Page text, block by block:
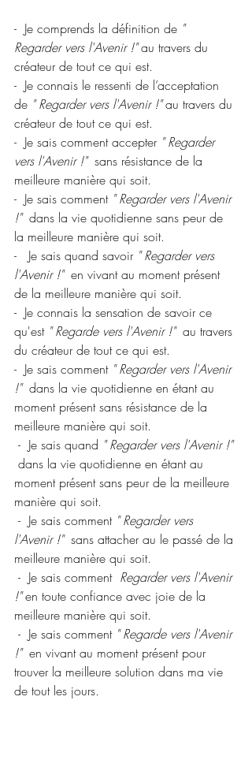
-  Je comprends la définition de "
Regarder vers l'Avenir !" au travers du
créateur de tout ce qui est.
-  Je connais le ressenti de l’acceptation
de " Regarder vers l'Avenir !" au travers du
créateur de tout ce qui est.
-  Je sais comment accepter " Regarder
vers l'Avenir !" sans résistance de la
meilleure manière qui soit.
-  Je sais comment " Regarder vers l'Avenir
!"
  dans la vie quotidienne sans peur de
la meilleure manière qui soit.
-   Je sais quand savoir " Regarder vers
l'Avenir !"
  en vivant au moment présent
de la meilleure manière qui soit.
-  Je connais la sensation de savoir ce
qu'est " Regarde vers l'Avenir !" au travers
du créateur de tout ce qui est.
-  Je sais comment " Regarder vers l'Avenir
!" dans la vie quotidienne en étant au
moment présent sans résistance de la
meilleure manière qui soit.
-  Je sais quand " Regarder vers l'Avenir !"
dans la vie quotidienne en étant au
moment présent sans peur de la meilleure
manière qui soit.
-  Je sais comment " Regarder vers
l'Avenir !"
  sans attacher au le passé de la
meilleure manière qui soit.
-  Je sais comment Regarder vers l'Avenir
!" en toute confiance avec joie de la
meilleure manière qui soit.
-  Je sais comment " Regarde vers l'Avenir
!"
  en vivant au moment présent pour
trouver la meilleure solution dans ma vie
de tout les jours.